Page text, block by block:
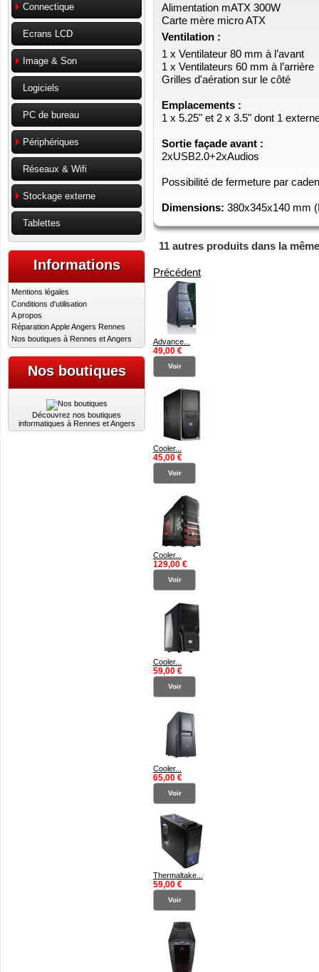
Connectique
Ecrans LCD
Image & Son
Logiciels
PC de bureau
Périphériques
Réseaux & Wifi
Stockage externe
Tablettes
Informations
Mentions légales
Conditions d'utilisation
A propos
Réparation Apple Angers Rennes
Nos boutiques à Rennes et Angers
Nos boutiques
Découvrez nos boutiques
informatiques à Rennes et Angers
Alimentation mATX 300W
Carte mère micro ATX
Ventilation :
1 x Ventilateur 80 mm à l’avant
1 x Ventilateurs 60 mm à l’arrière
Grilles d'aération sur le côté
Emplacements :
1 x 5.25" et 2 x 3.5" dont 1
Sortie façade avant :
2xUSB2.0+2xAudios
Possibilité de fermeture par
Dimensions: 380x345x140 mm
11 autres produits dans la
Précédent
Advance...
49,00 €
Voir
Cooler...
45,00 €
Voir
Cooler...
129,00 €
Voir
Cooler...
59,00 €
Voir
Cooler...
65,00 €
Voir
Thermaltake...
59,00 €
Voir